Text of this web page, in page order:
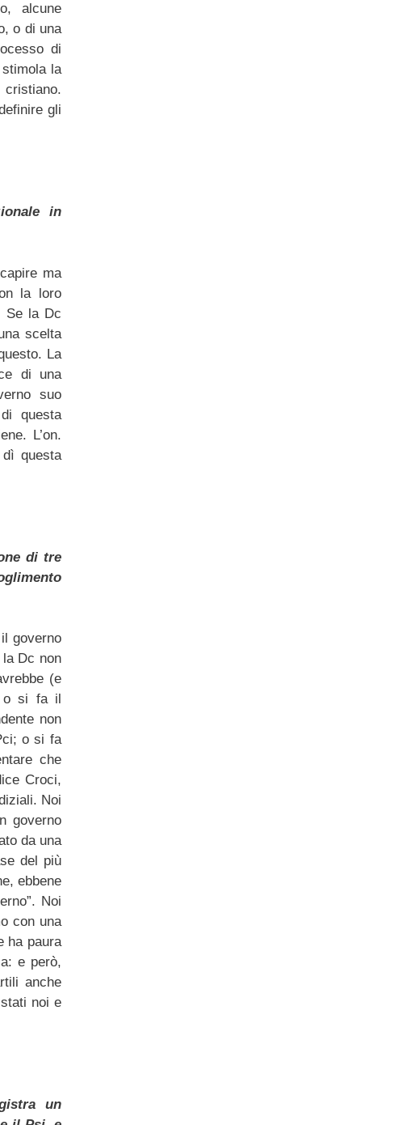
alcune
o di una
di
la
gli
in
ma
la loro
Se la Dc
scelta
La
di una
suo
questa
L’on.
questa
di tre
governo
Dc non
(e
o si fa il
non
o si fa
che
Croci,
Noi
governo
da una
del più
ebbene
Noi
con una
ha paura
e però,
anche
noi e
un